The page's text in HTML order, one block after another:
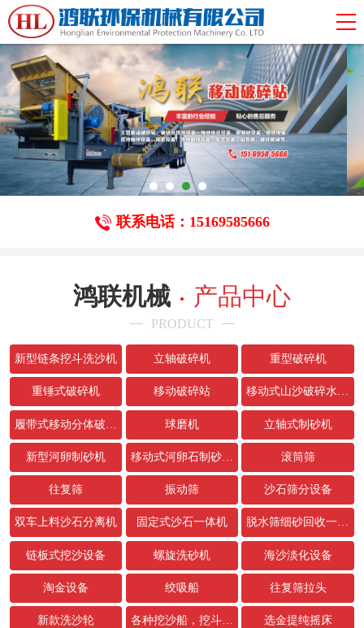
联系电话：15169585666
鸿联机械 产品中心
PRODUCT
新型链条挖斗洗沙机 立轴破碎机 重型破碎机
重锤式破碎机 移动破碎站 移动式山沙破碎水洗设备
球磨机 立轴式制砂机
新型河卵制砂机 移动式河卵石制砂生产线 滚筒筛
往复筛 振动筛 沙石筛分设备
双车上料沙石分离机 固定式沙石一体机 脱水筛细砂回收一体机
链板式挖沙设备 螺旋洗砂机 海沙淡化设备
淘金设备 绞吸船 往复筛拉头
新款洗沙轮 各种挖沙船，挖斗，链条配件 选金提纯摇床